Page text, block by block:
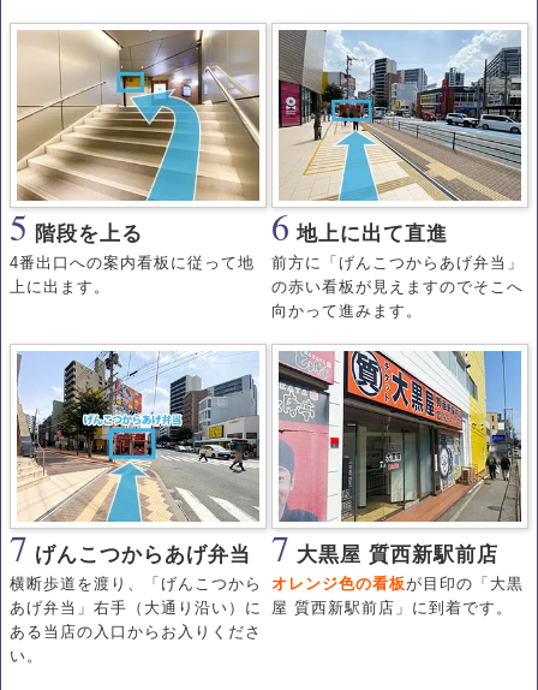
5 階段を上る
4番出口への案内看板に従って地
上に出ます。
6 地上に出て直進
前方に「げんこつからあげ弁当」
の赤い看板が見えますのでそこへ
向かって進みます。
7 げんこつからあげ弁当
横断歩道を渡り、「げんこつから
あげ弁当」右手（大通り沿い）に
ある当店の入口からお入りくださ
い。
7 大黒屋 質西新駅前店
オレンジ色の看板が目印の「大黒
屋 質西新駅前店」に到着です。